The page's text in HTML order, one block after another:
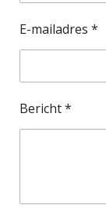
t
e
r
n
E-mailadres *
Bericht *